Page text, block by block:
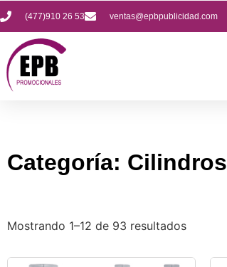
(477)910 26 53 ventas@epbpublicidad.com
Categoría: Cilindros
Mostrando 1–12 de 93 resultados